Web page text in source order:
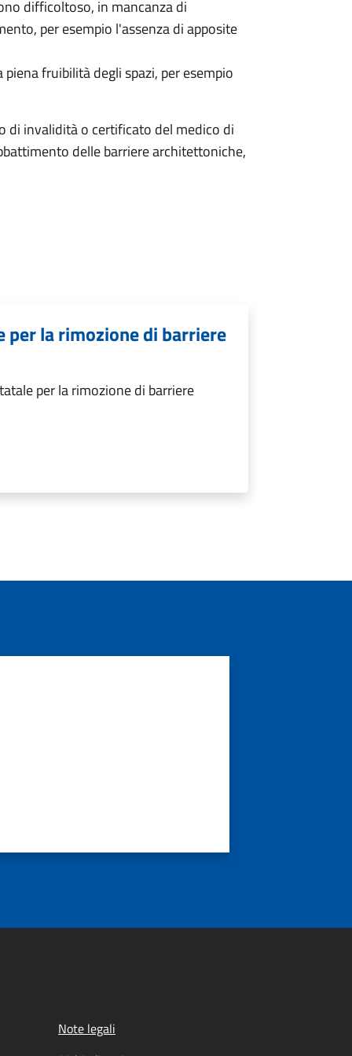
difficoltoso, in mancanza di
per esempio l'assenza di apposite
fruibilità degli spazi, per esempio
di invalidità o certificato del medico di
delle barriere architettoniche,
la rimozione di barriere
per la rimozione di barriere
Note legali